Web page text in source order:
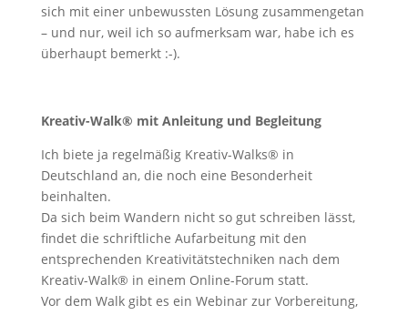
sich mit einer unbewussten Lösung zusammengetan
– und nur, weil ich so aufmerksam war, habe ich es
überhaupt bemerkt :-).
Kreativ-Walk® mit Anleitung und Begleitung
Ich biete ja regelmäßig Kreativ-Walks® in
Deutschland an, die noch eine Besonderheit
beinhalten.
Da sich beim Wandern nicht so gut schreiben lässt,
findet die schriftliche Aufarbeitung mit den
entsprechenden Kreativitätstechniken nach dem
Kreativ-Walk® in einem Online-Forum statt.
Vor dem Walk gibt es ein Webinar zur Vorbereitung,